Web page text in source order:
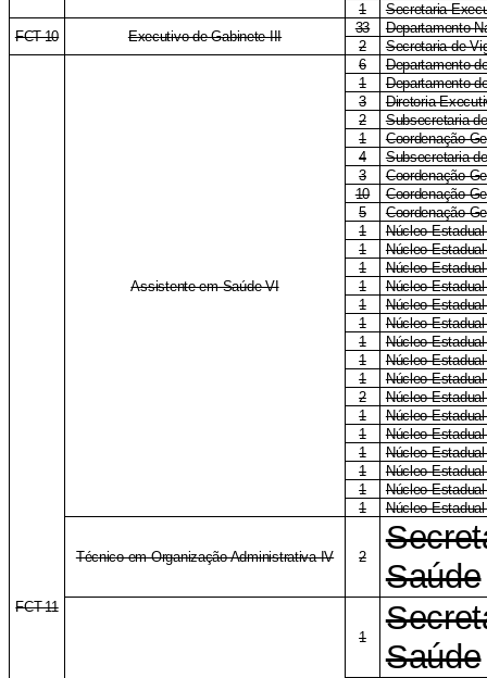
1
Secretaria
FCT-10
Executivo de Gabinete III
33
Departamento
2
Secretaria de
FCT-11
Assistente em Saúde VI
6
Departamento
1
Departamento
3
Diretoria
2
Subsecretaria
1
Coordenação-
4
Subsecretaria
3
Coordenação-
10
Coordenação-
5
Coordenação-
1
Núcleo
1
Núcleo
1
Núcleo
1
Núcleo
1
Núcleo
1
Núcleo
1
Núcleo
1
Núcleo
1
Núcleo
2
Núcleo
1
Núcleo
1
Núcleo
1
Núcleo
1
Núcleo
1
Núcleo
1
Núcleo
Técnico em Organização Administrativa IV 2
Saúde
1
Saúde